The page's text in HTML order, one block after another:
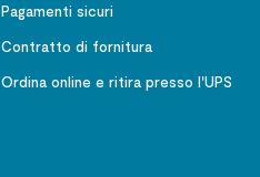
Pagamenti sicuri
Contratto di fornitura
Ordina online e ritira presso l'UPS